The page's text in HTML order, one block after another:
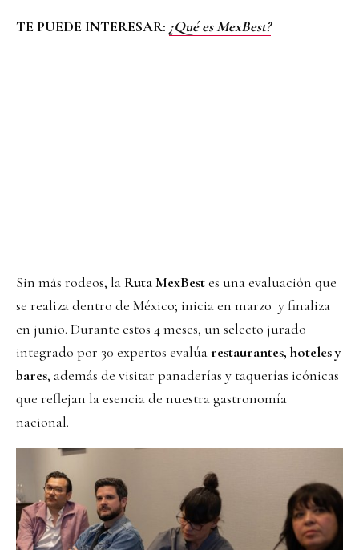
TE PUEDE INTERESAR: ¿Qué es MexBest?
Sin más rodeos, la Ruta MexBestes una evaluación que
se realiza dentro de México; inicia en marzo y finaliza
en junio. Durante estos 4 meses, un selecto jurado
integrado por 30 expertos evalúarestaurantes, hoteles y
bares, además de visitar panaderías y taquerías icónicas
que reflejan la esencia de nuestra gastronomía
nacional.